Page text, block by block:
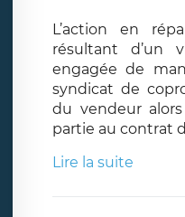
L’action en
résultant d’un
engagée de
syndicat de
du vendeur
partie au contrat
Lire la suite